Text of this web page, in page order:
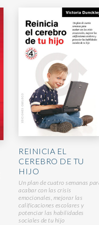
REINICIA EL
CEREBRO DE TU
HIJO
Un plan de cuatro semanas
acabar con las crisis
emocionales, mejorar las
calificaciones escolares y
potenciar las habilidades
sociales de tu hijo